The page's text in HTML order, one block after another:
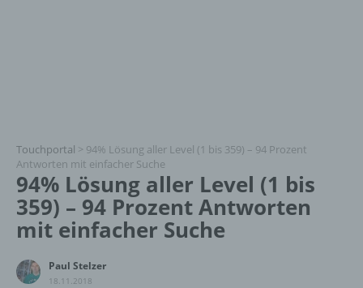
Touchportal > 94% Lösung aller Level (1 bis 359) – 94 Prozent
Antworten mit einfacher Suche
94% Lösung aller Level (1 bis
359) – 94 Prozent Antworten
mit einfacher Suche
Paul Stelzer
18.11.2018